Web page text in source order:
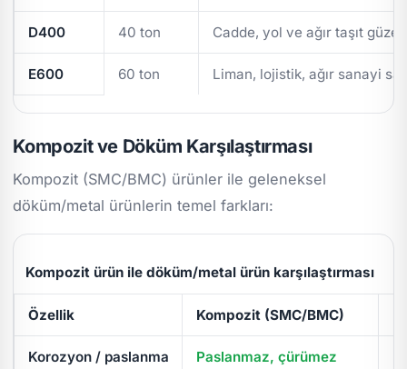
D400 40 ton Cadde, yol ve ağır taşıt
E600 60 ton Liman, lojistik, ağır sanayi
Kompozit ve Döküm Karşılaştırması
Kompozit (SMC/BMC) ürünler ile geleneksel
döküm/metal ürünlerin temel farkları:
Kompozit ürün ile döküm/metal ürün karşılaştırması
Özellik Kompozit (SMC/BMC)
Korozyon / paslanma Paslanmaz, çürümez